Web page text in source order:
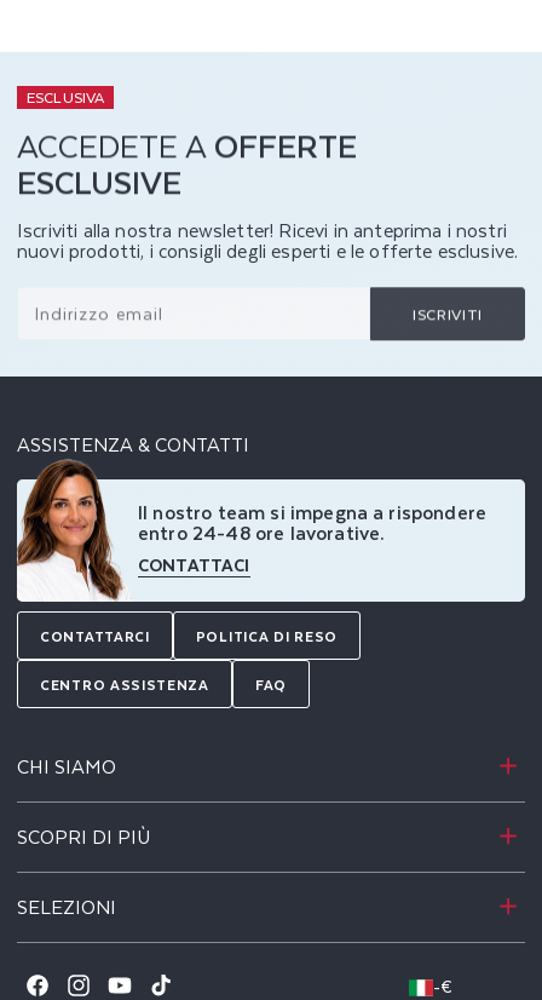
ESCLUSIVA
ACCEDETE AOFFERTE
ESCLUSIVE
Iscriviti alla nostra newsletter! Ricevi in anteprima i nostri
nuovi prodotti, i consigli degli esperti e le offerte esclusive.
Indirizzo email ISCRIVITI
ASSISTENZA & CONTATTI
Il nostro team si impegna a rispondere
entro 24-48 ore lavorative.
CONTATTACI
CONTATTARCI POLITICA DI RESO
CENTRO ASSISTENZA FAQ
CHI SIAMO
SCOPRI DI PIÙ
SELEZIONI
FacebookInstagramYouTubeTikTok -€